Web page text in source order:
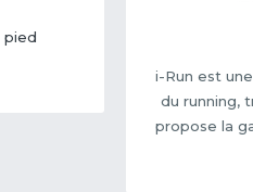
pied
i-Run est
du running,
propose la